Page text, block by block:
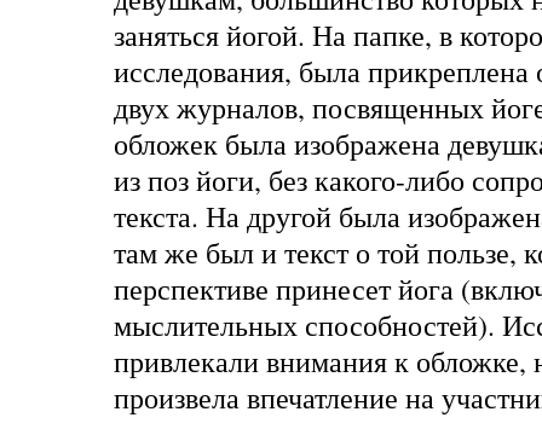
заняться йогой. На папке, в
исследования, была прикреплена
двух журналов, посвященных
обложек была изображена
из поз йоги, без какого-либо
текста. На другой была
там же был и текст о той пользе,
перспективе принесет йога
мыслительных способностей).
привлекали внимания к обложке,
произвела впечатление на